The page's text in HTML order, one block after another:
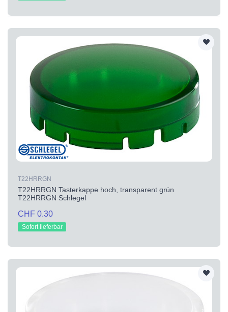
T22HRRGN
T22HRRGN Tasterkappe hoch, transparent grün
T22HRRGN Schlegel
CHF 0.30
Sofort lieferbar